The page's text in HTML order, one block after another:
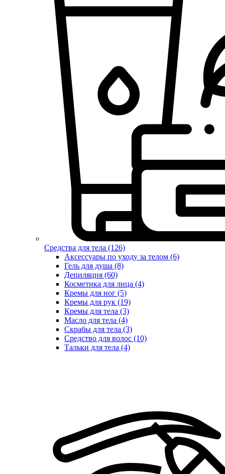
Средства для тела (126)
Аксессуары по уходу за телом (6)
Гель для душа (8)
Депиляция (60)
Косметика для лица (4)
Кремы для ног (5)
Кремы для рук (19)
Кремы для тела (3)
Масло для тела (4)
Скрабы для тела (3)
Средство для волос (10)
Тальки для тела (4)